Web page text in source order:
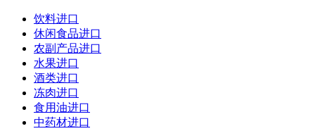
饮料进口
休闲食品进口
农副产品进口
水果进口
酒类进口
冻肉进口
食用油进口
中药材进口